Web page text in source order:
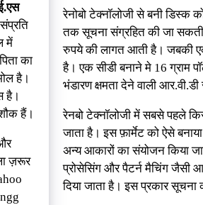
में
का
है।
है।
हैं।
ज़रूर
रेनोबो टेक्नॉलोजी से बनी डिस्क
तक सूचना संग्रहित की जा सकती
रुपये की लागत आती है। जबकी एक
है। एक सीडी बनाने मे 16 ग्राम
भंडारण क्षमता देने वाली
रेनबो टेक्नॉलोजी में सबसे पहले
जाता है। इस फ़ार्मेट को ऐसे
अन्य आकारों का संयोजन किया
प्रोसेसिंग और पैटर्न मैचिंग जैसी
दिया जाता है। इस प्रकार